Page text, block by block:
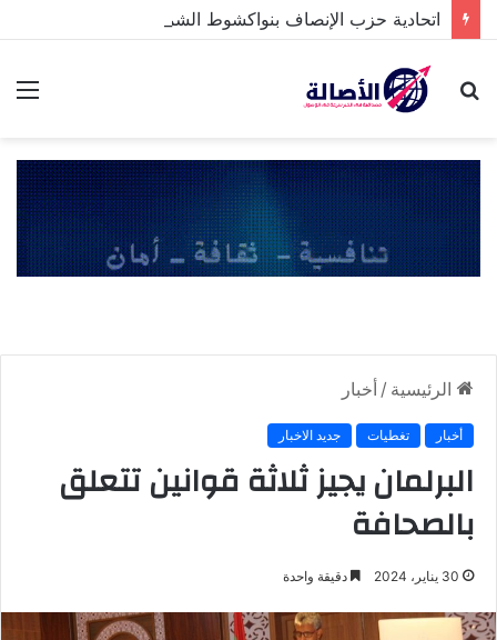
بحث
الرئيسية / أخبار
أخبار تغطيات جديد الاخبار
البرلمان يجيز ثلاثة قوانين تتعلق
بالصحافة
30 يناير، 2024 دقيقة واحدة